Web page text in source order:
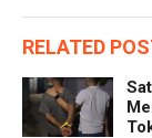
RELATED